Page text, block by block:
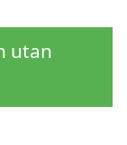
utan